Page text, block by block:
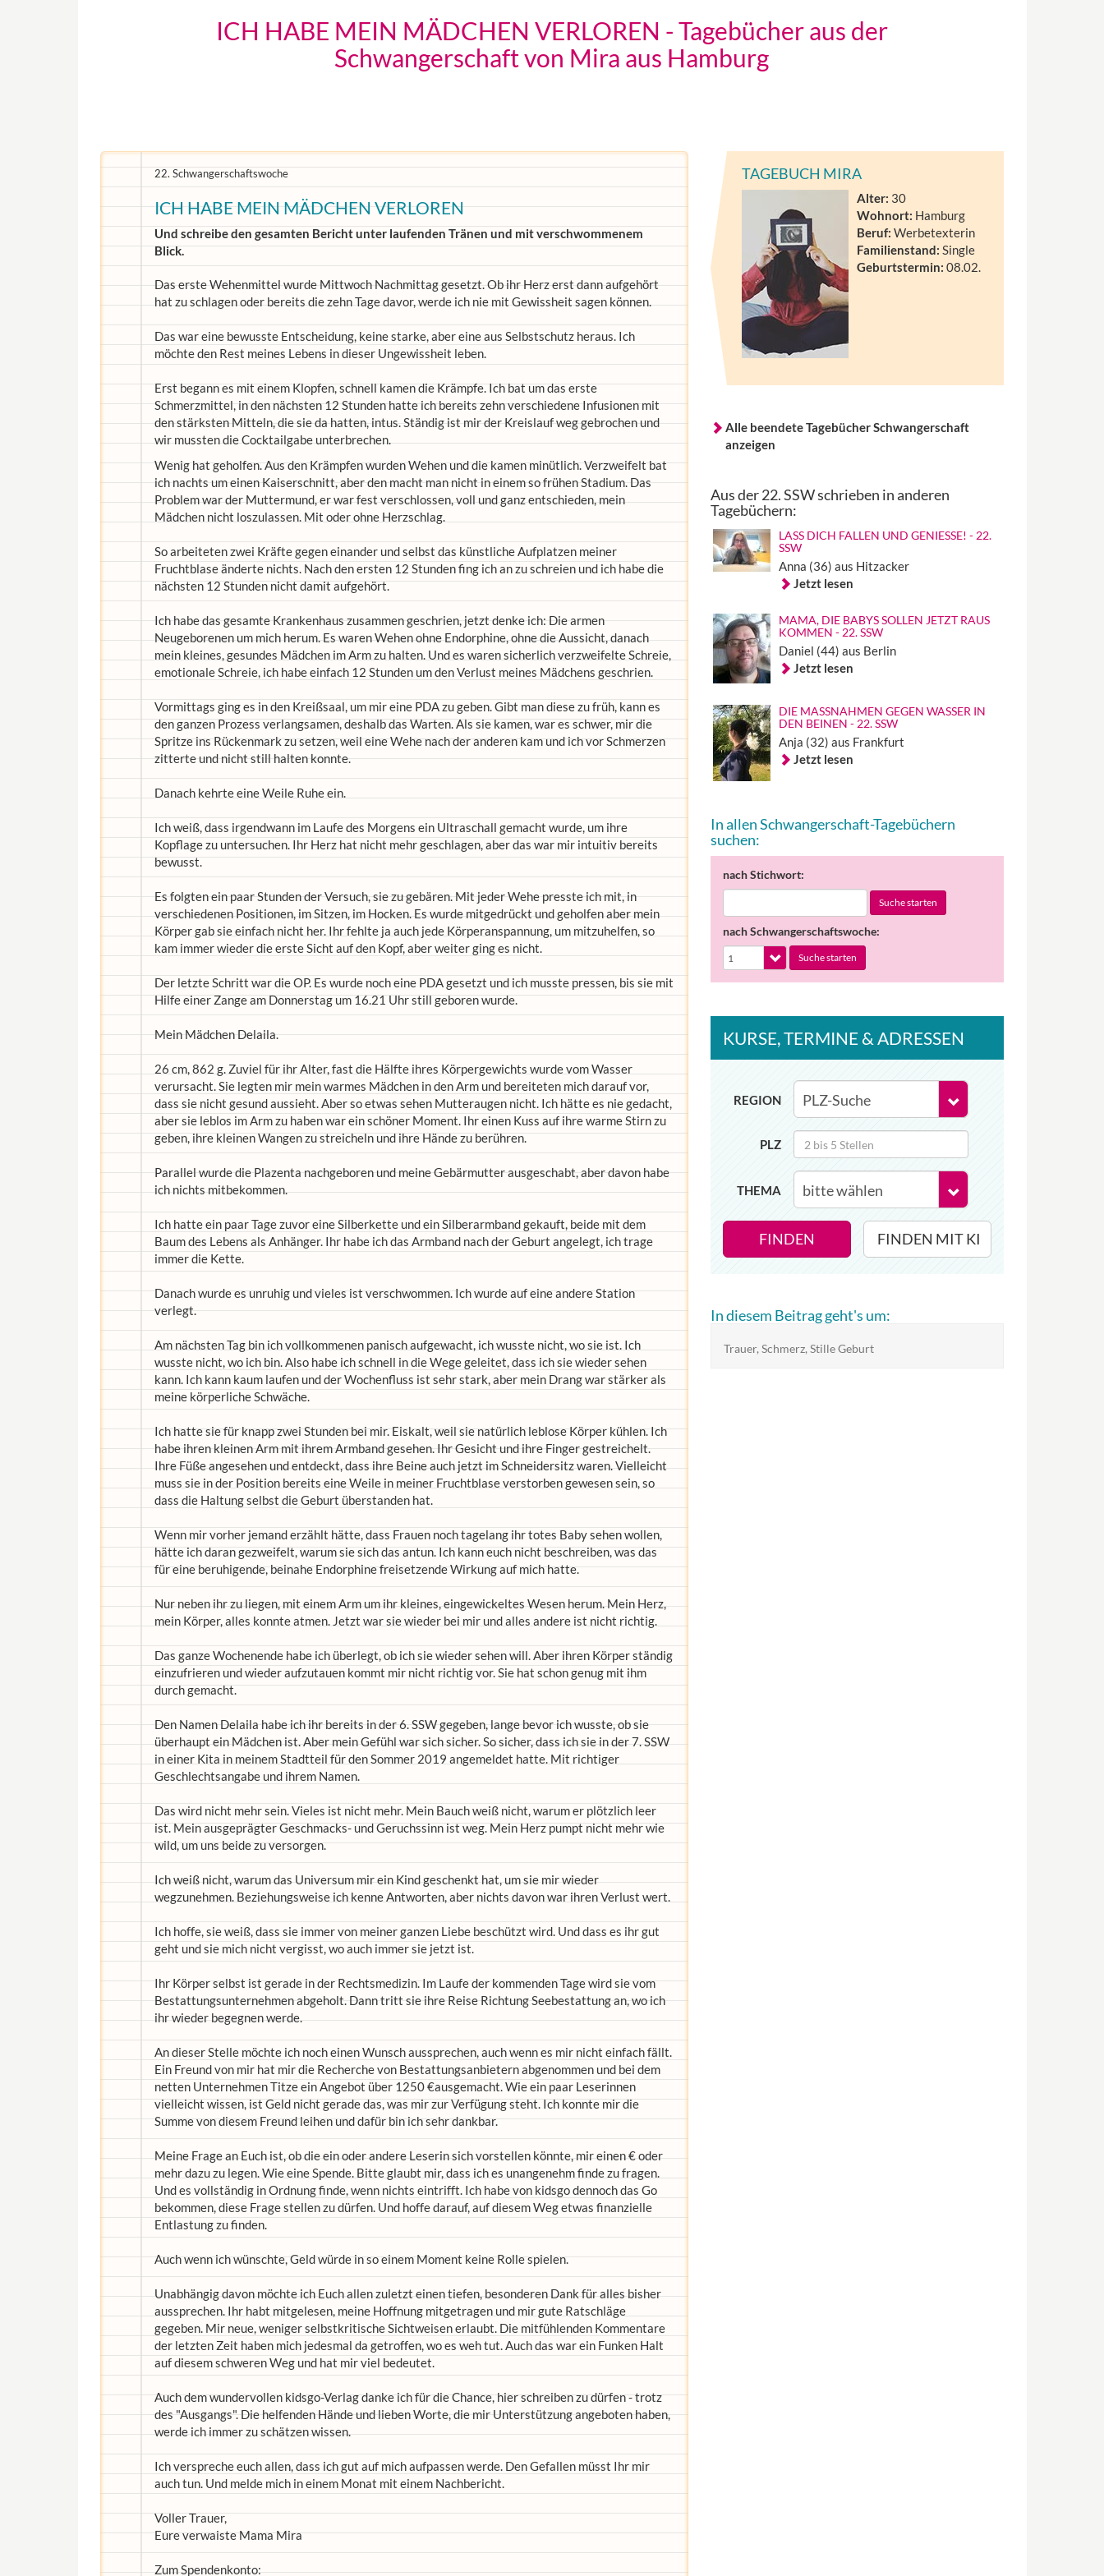
ICH HABE MEIN MÄDCHEN VERLOREN - Tagebücher aus der
Schwangerschaft von Mira aus Hamburg
22. Schwangerschaftswoche
ICH HABE MEIN MÄDCHEN VERLOREN
Und schreibe den gesamten Bericht unter laufenden Tränen und mit verschwommenem
Blick.
Das erste Wehenmittel wurde Mittwoch Nachmittag gesetzt. Ob ihr Herz erst dann aufgehört
hat zu schlagen oder bereits die zehn Tage davor, werde ich nie mit Gewissheit sagen können.
Das war eine bewusste Entscheidung, keine starke, aber eine aus Selbstschutz heraus. Ich
möchte den Rest meines Lebens in dieser Ungewissheit leben.
Erst begann es mit einem Klopfen, schnell kamen die Krämpfe. Ich bat um das erste
Schmerzmittel, in den nächsten 12 Stunden hatte ich bereits zehn verschiedene Infusionen mit
den stärksten Mitteln, die sie da hatten, intus. Ständig ist mir der Kreislauf weg gebrochen und
wir mussten die Cocktailgabe unterbrechen.
Wenig hat geholfen. Aus den Krämpfen wurden Wehen und die kamen minütlich. Verzweifelt bat
ich nachts um einen Kaiserschnitt, aber den macht man nicht in einem so frühen Stadium. Das
Problem war der Muttermund, er war fest verschlossen, voll und ganz entschieden, mein
Mädchen nicht loszulassen. Mit oder ohne Herzschlag.
So arbeiteten zwei Kräfte gegen einander und selbst das künstliche Aufplatzen meiner
Fruchtblase änderte nichts. Nach den ersten 12 Stunden fing ich an zu schreien und ich habe die
nächsten 12 Stunden nicht damit aufgehört.
Ich habe das gesamte Krankenhaus zusammen geschrien, jetzt denke ich: Die armen
Neugeborenen um mich herum. Es waren Wehen ohne Endorphine, ohne die Aussicht, danach
mein kleines, gesundes Mädchen im Arm zu halten. Und es waren sicherlich verzweifelte Schreie,
emotionale Schreie, ich habe einfach 12 Stunden um den Verlust meines Mädchens geschrien.
Vormittags ging es in den Kreißsaal, um mir eine PDA zu geben. Gibt man diese zu früh, kann es
den ganzen Prozess verlangsamen, deshalb das Warten. Als sie kamen, war es schwer, mir die
Spritze ins Rückenmark zu setzen, weil eine Wehe nach der anderen kam und ich vor Schmerzen
zitterte und nicht still halten konnte.
Danach kehrte eine Weile Ruhe ein.
Ich weiß, dass irgendwann im Laufe des Morgens ein Ultraschall gemacht wurde, um ihre
Kopflage zu untersuchen. Ihr Herz hat nicht mehr geschlagen, aber das war mir intuitiv bereits
bewusst.
Es folgten ein paar Stunden der Versuch, sie zu gebären. Mit jeder Wehe presste ich mit, in
verschiedenen Positionen, im Sitzen, im Hocken. Es wurde mitgedrückt und geholfen aber mein
Körper gab sie einfach nicht her. Ihr fehlte ja auch jede Körperanspannung, um mitzuhelfen, so
kam immer wieder die erste Sicht auf den Kopf, aber weiter ging es nicht.
Der letzte Schritt war die OP. Es wurde noch eine PDA gesetzt und ich musste pressen, bis sie mit
Hilfe einer Zange am Donnerstag um 16.21 Uhr still geboren wurde.
Mein Mädchen Delaila.
26 cm, 862 g. Zuviel für ihr Alter, fast die Hälfte ihres Körpergewichts wurde vom Wasser
verursacht. Sie legten mir mein warmes Mädchen in den Arm und bereiteten mich darauf vor,
dass sie nicht gesund aussieht. Aber so etwas sehen Mutteraugen nicht. Ich hätte es nie gedacht,
aber sie leblos im Arm zu haben war ein schöner Moment. Ihr einen Kuss auf ihre warme Stirn zu
geben, ihre kleinen Wangen zu streicheln und ihre Hände zu berühren.
Parallel wurde die Plazenta nachgeboren und meine Gebärmutter ausgeschabt, aber davon habe
ich nichts mitbekommen.
Ich hatte ein paar Tage zuvor eine Silberkette und ein Silberarmband gekauft, beide mit dem
Baum des Lebens als Anhänger. Ihr habe ich das Armband nach der Geburt angelegt, ich trage
immer die Kette.
Danach wurde es unruhig und vieles ist verschwommen. Ich wurde auf eine andere Station
verlegt.
Am nächsten Tag bin ich vollkommenen panisch aufgewacht, ich wusste nicht, wo sie ist. Ich
wusste nicht, wo ich bin. Also habe ich schnell in die Wege geleitet, dass ich sie wieder sehen
kann. Ich kann kaum laufen und der Wochenfluss ist sehr stark, aber mein Drang war stärker als
meine körperliche Schwäche.
Ich hatte sie für knapp zwei Stunden bei mir. Eiskalt, weil sie natürlich leblose Körper kühlen. Ich
habe ihren kleinen Arm mit ihrem Armband gesehen. Ihr Gesicht und ihre Finger gestreichelt.
Ihre Füße angesehen und entdeckt, dass ihre Beine auch jetzt im Schneidersitz waren. Vielleicht
muss sie in der Position bereits eine Weile in meiner Fruchtblase verstorben gewesen sein, so
dass die Haltung selbst die Geburt überstanden hat.
Wenn mir vorher jemand erzählt hätte, dass Frauen noch tagelang ihr totes Baby sehen wollen,
hätte ich daran gezweifelt, warum sie sich das antun. Ich kann euch nicht beschreiben, was das
für eine beruhigende, beinahe Endorphine freisetzende Wirkung auf mich hatte.
Nur neben ihr zu liegen, mit einem Arm um ihr kleines, eingewickeltes Wesen herum. Mein Herz,
mein Körper, alles konnte atmen. Jetzt war sie wieder bei mir und alles andere ist nicht richtig.
Das ganze Wochenende habe ich überlegt, ob ich sie wieder sehen will. Aber ihren Körper ständig
einzufrieren und wieder aufzutauen kommt mir nicht richtig vor. Sie hat schon genug mit ihm
durch gemacht.
Den Namen Delaila habe ich ihr bereits in der 6. SSW gegeben, lange bevor ich wusste, ob sie
überhaupt ein Mädchen ist. Aber mein Gefühl war sich sicher. So sicher, dass ich sie in der 7. SSW
in einer Kita in meinem Stadtteil für den Sommer 2019 angemeldet hatte. Mit richtiger
Geschlechtsangabe und ihrem Namen.
Das wird nicht mehr sein. Vieles ist nicht mehr. Mein Bauch weiß nicht, warum er plötzlich leer
ist. Mein ausgeprägter Geschmacks- und Geruchssinn ist weg. Mein Herz pumpt nicht mehr wie
wild, um uns beide zu versorgen.
Ich weiß nicht, warum das Universum mir ein Kind geschenkt hat, um sie mir wieder
wegzunehmen. Beziehungsweise ich kenne Antworten, aber nichts davon war ihren Verlust wert.
Ich hoffe, sie weiß, dass sie immer von meiner ganzen Liebe beschützt wird. Und dass es ihr gut
geht und sie mich nicht vergisst, wo auch immer sie jetzt ist.
Ihr Körper selbst ist gerade in der Rechtsmedizin. Im Laufe der kommenden Tage wird sie vom
Bestattungsunternehmen abgeholt. Dann tritt sie ihre Reise Richtung Seebestattung an, wo ich
ihr wieder begegnen werde.
An dieser Stelle möchte ich noch einen Wunsch aussprechen, auch wenn es mir nicht einfach fällt.
Ein Freund von mir hat mir die Recherche von Bestattungsanbietern abgenommen und bei dem
netten Unternehmen Titze ein Angebot über 1250 €ausgemacht. Wie ein paar Leserinnen
vielleicht wissen, ist Geld nicht gerade das, was mir zur Verfügung steht. Ich konnte mir die
Summe von diesem Freund leihen und dafür bin ich sehr dankbar.
Meine Frage an Euch ist, ob die ein oder andere Leserin sich vorstellen könnte, mir einen € oder
mehr dazu zu legen. Wie eine Spende. Bitte glaubt mir, dass ich es unangenehm finde zu fragen.
Und es vollständig in Ordnung finde, wenn nichts eintrifft. Ich habe von kidsgo dennoch das Go
bekommen, diese Frage stellen zu dürfen. Und hoffe darauf, auf diesem Weg etwas finanzielle
Entlastung zu finden.
Auch wenn ich wünschte, Geld würde in so einem Moment keine Rolle spielen.
Unabhängig davon möchte ich Euch allen zuletzt einen tiefen, besonderen Dank für alles bisher
aussprechen. Ihr habt mitgelesen, meine Hoffnung mitgetragen und mir gute Ratschläge
gegeben. Mir neue, weniger selbstkritische Sichtweisen erlaubt. Die mitfühlenden Kommentare
der letzten Zeit haben mich jedesmal da getroffen, wo es weh tut. Auch das war ein Funken Halt
auf diesem schweren Weg und hat mir viel bedeutet.
Auch dem wundervollen kidsgo-Verlag danke ich für die Chance, hier schreiben zu dürfen - trotz
des "Ausgangs". Die helfenden Hände und lieben Worte, die mir Unterstützung angeboten haben,
werde ich immer zu schätzen wissen.
Ich verspreche euch allen, dass ich gut auf mich aufpassen werde. Den Gefallen müsst Ihr mir
auch tun. Und melde mich in einem Monat mit einem Nachbericht.
Voller Trauer,
Eure verwaiste Mama Mira
Zum Spendenkonto:
TAGEBUCH MIRA
Alter: 30
Wohnort: Hamburg
Beruf: Werbetexterin
Familienstand: Single
Geburtstermin: 08.02.
Alle beendete Tagebücher Schwangerschaft
anzeigen
Aus der 22. SSW schrieben in anderen
Tagebüchern:
LASS DICH FALLEN UND GENIESSE! - 22. S
SW
Anna (36) aus Hitzacker
Jetzt lesen
MAMA, DIE BABYS SOLLEN JETZT RAUS
KOMMEN - 22. SSW
Daniel (44) aus Berlin
Jetzt lesen
DIE MASSNAHMEN GEGEN WASSER IN D
EN BEINEN - 22. SSW
Anja (32) aus Frankfurt
Jetzt lesen
In allen Schwangerschaft-Tagebüchern
suchen:
nach Stichwort:
Suche starten
nach Schwangerschaftswoche:
Suche starten
KURSE, TERMINE & ADRESSEN
REGION
PLZ
THEMA
FINDEN FINDEN MIT KI
In diesem Beitrag geht's um:
Trauer, Schmerz, Stille Geburt